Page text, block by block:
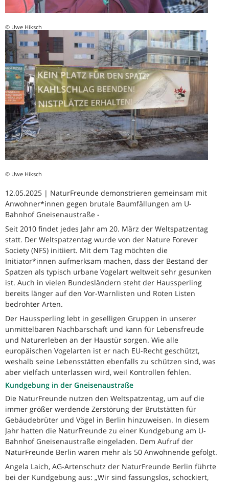
© Uwe Hiksch
© Uwe Hiksch
12.05.2025 | NaturFreunde demonstrieren gemeinsam mit
Anwohner*innen gegen brutale Baumfällungen am U-
Bahnhof Gneisenaustraße -
Seit 2010 findet jedes Jahr am 20. März der Weltspatzentag
statt. Der Weltspatzentag wurde von der Nature Forever
Society (NFS) initiiert. Mit dem Tag möchten die
Initiator*innen aufmerksam machen, dass der Bestand der
Spatzen als typisch urbane Vogelart weltweit sehr gesunken
ist. Auch in vielen Bundesländern steht der Haussperling
bereits länger auf den Vor-Warnlisten und Roten Listen
bedrohter Arten.
Der Haussperling lebt in geselligen Gruppen in unserer
unmittelbaren Nachbarschaft und kann für Lebensfreude
und Naturerleben an der Haustür sorgen. Wie alle
europäischen Vogelarten ist er nach EU-Recht geschützt,
weshalb seine Lebensstätten ebenfalls zu schützen sind, was
aber vielfach unterlassen wird, weil Kontrollen fehlen.
Kundgebung in der Gneisenaustraße
Die NaturFreunde nutzen den Weltspatzentag, um auf die
immer größer werdende Zerstörung der Brutstätten für
Gebäudebrüter und Vögel in Berlin hinzuweisen. In diesem
Jahr hatten die NaturFreunde zu einer Kundgebung am U-
Bahnhof Gneisenaustraße eingeladen. Dem Aufruf der
NaturFreunde Berlin waren mehr als 50 Anwohnende gefolgt.
Angela Laich, AG-Artenschutz der NaturFreunde Berlin führte
bei der Kundgebung aus: „Wir sind fassungslos, schockiert,